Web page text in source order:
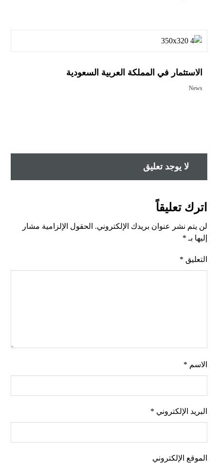
الاستثمار في المملكة العربية السعودية
News
لا يوجد تعليق
اترك تعليقاً
لن يتم نشر عنوان بريدك الإلكتروني. الحقول الإلزامية مشار
إليها بـ *
التعليق *
الاسم *
البريد الإلكتروني *
الموقع الإلكتروني